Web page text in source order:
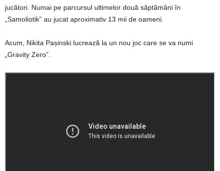
jucători. Numai pe parcursul ultimelor două săptămâni în
„Samoliotik” au jucat aproximativ 13 mii de oameni.
Acum, Nikita Pașinski lucrează la un nou joc care se va numi
„Gravity Zero”.